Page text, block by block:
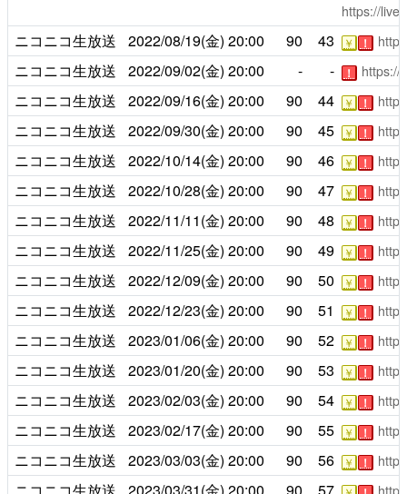
https://
ニコニコ生放送 2022/08/19(金) 20:00 90 43 ￥ ！
ニコニコ生放送 2022/09/02(金) 20:00 - - ！ https://
ニコニコ生放送 2022/09/16(金) 20:00 90 44 ￥ ！
ニコニコ生放送 2022/09/30(金) 20:00 90 45 ￥ ！
ニコニコ生放送 2022/10/14(金) 20:00 90 46 ￥ ！
ニコニコ生放送 2022/10/28(金) 20:00 90 47 ￥ ！
ニコニコ生放送 2022/11/11(金) 20:00 90 48 ￥ ！
ニコニコ生放送 2022/11/25(金) 20:00 90 49 ￥ ！
ニコニコ生放送 2022/12/09(金) 20:00 90 50 ￥ ！
ニコニコ生放送 2022/12/23(金) 20:00 90 51 ￥ ！
ニコニコ生放送 2023/01/06(金) 20:00 90 52 ￥ ！
ニコニコ生放送 2023/01/20(金) 20:00 90 53 ￥ ！
ニコニコ生放送 2023/02/03(金) 20:00 90 54 ￥ ！
ニコニコ生放送 2023/02/17(金) 20:00 90 55 ￥ ！
ニコニコ生放送 2023/03/03(金) 20:00 90 56 ￥ ！